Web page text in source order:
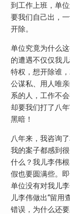
到工作上班，单
要我们自己出，
开除。
单位究竟为什么
的遭遇不仅仅我
特权，想开除谁
公谋私、用人唯
系的人，工作不
却要我们打了八
黑暗！
八年来，我咨询
我的案子都感到
什么？我儿李伟
假也要圆满些。
单位没有对我儿
儿李伟做出“留用
错误，为什么还